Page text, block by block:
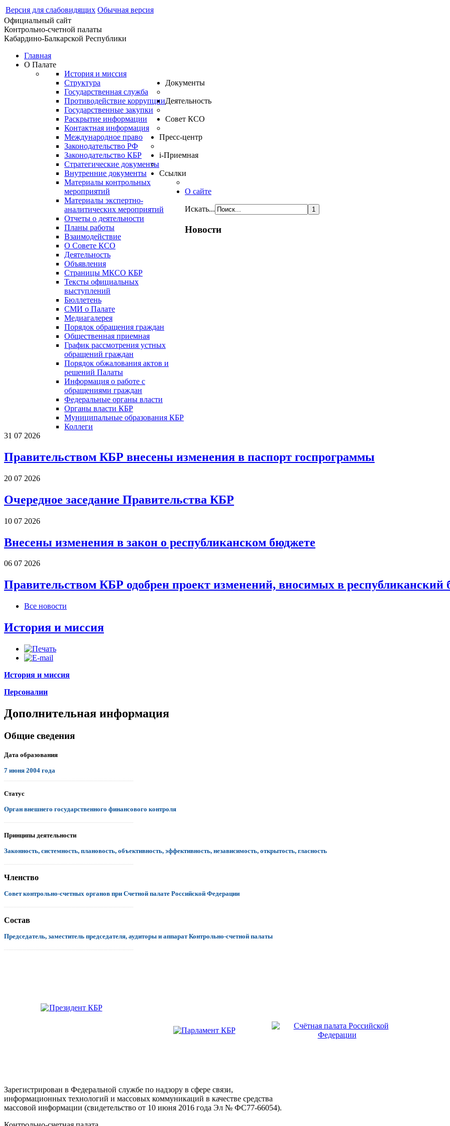
Версия для слабовидящих Обычная версия
Официальный сайт
Контрольно-счетной палаты
Кабардино-Балкарской Республики
Главная
О Палате
История и миссия
Структура
Государственная служба
Противодействие коррупции
Государственные закупки
Раскрытие информации
Контактная информация
Документы
Международное право
Законодательство РФ
Законодательство КБР
Стратегические документы
Внутренние документы
Деятельность
Материалы контрольных
мероприятий
Материалы экспертно-
аналитических мероприятий
Отчеты о деятельности
Планы работы
Взаимодействие
Совет КСО
О Совете КСО
Деятельность
Объявления
Страницы МКСО КБР
Пресс-центр
Тексты официальных
выступлений
Бюллетень
СМИ о Палате
Медиагалерея
i-Приемная
Порядок обращения граждан
Общественная приемная
График рассмотрения устных
обращений граждан
Порядок обжалования актов и
решений Палаты
Информация о работе с
обращениями граждан
Ссылки
Федеральные органы власти
Органы власти КБР
Муниципальные образования КБР
Коллеги
О сайте
Искать...
Новости
31 07 2026
Правительством КБР внесены изменения в паспорт госпрограммы
20 07 2026
Очередное заседание Правительства КБР
10 07 2026
Внесены изменения в закон о республиканском бюджете
06 07 2026
Правительством КБР одобрен проект изменений, вносимых в республиканский
Все новости
История и миссия
История и миссия
Персоналии
Дополнительная информация
Общие сведения
Дата образования
7 июня 2004 года
Статус
Орган внешнего государственного финансового контроля
Принципы деятельности
Законность, системность, плановость, объективность, эффективность, независимость, открытость, гласность
Членство
Совет контрольно-счетных органов при Счетной палате Российской Федерации
Состав
Председатель, заместитель председателя, аудиторы и аппарат Контрольно-счетной палаты
Зарегистрирован в Федеральной службе по надзору в сфере связи,
информационных технологий и массовых коммуникаций в качестве средства
массовой информации (свидетельство от 10 июня 2016 года Эл № ФС77-66054).